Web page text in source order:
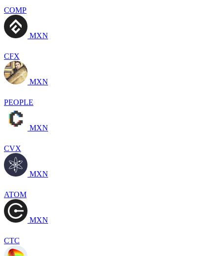
COMP
MXN
CFX
MXN
PEOPLE
MXN
CVX
MXN
ATOM
MXN
CTC